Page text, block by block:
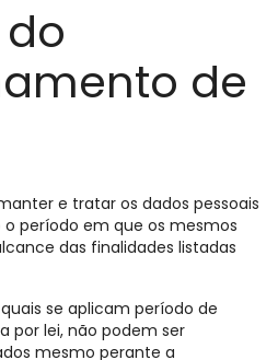
de
e tratar os dados pessoais
período em que os mesmos
das finalidades listadas
se aplicam período de
por lei, não podem ser
mesmo perante a